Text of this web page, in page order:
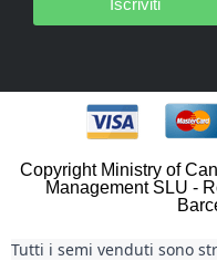
Copyright Ministry of
Management SLU -
Tutti i semi venduti sono